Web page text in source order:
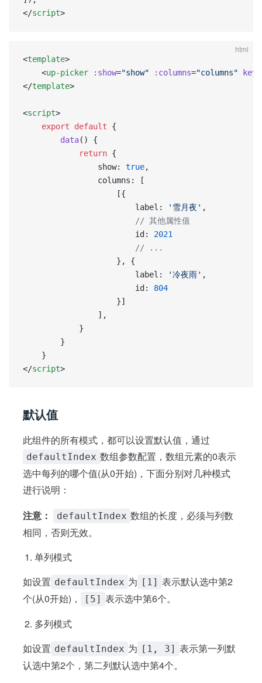
</script>
html
<template>
    <
up-picker :show="show" :columns="columns"
</template>
<script>
	export
default {
		data
() {
			return
{
				show:
true,
                columns: [
                    [{
                        label:
'雪月夜' ,
                        // 其他属性值
                        id:
2021
                        // ...
                    }, {
                        label:
'冷夜雨' ,
                        id:
804
                    }]
                ],
			}
		}
	}
</script>
默认值
此组件的所有模式，都可以设置默认值，通过
defaultIndex 数组参数配置，数组元素的0表示
选中每列的哪个值(从0开始)，下面分别对几种模式
进行说明：
注意：
defaultIndex 数组的长度，必须与列数
相同，否则无效。
单列模式
如设置 defaultIndex 为 [1] 表示默认选中第2
个(从0开始)，
[5] 表示选中第6个。
多列模式
如设置 defaultIndex 为 [1, 3] 表示第一列默
认选中第2个，第二列默认选中第4个。